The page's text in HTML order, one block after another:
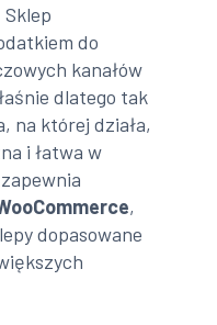
do
kanałów
dlatego tak
na której działa,
i łatwa w
,
dopasowane